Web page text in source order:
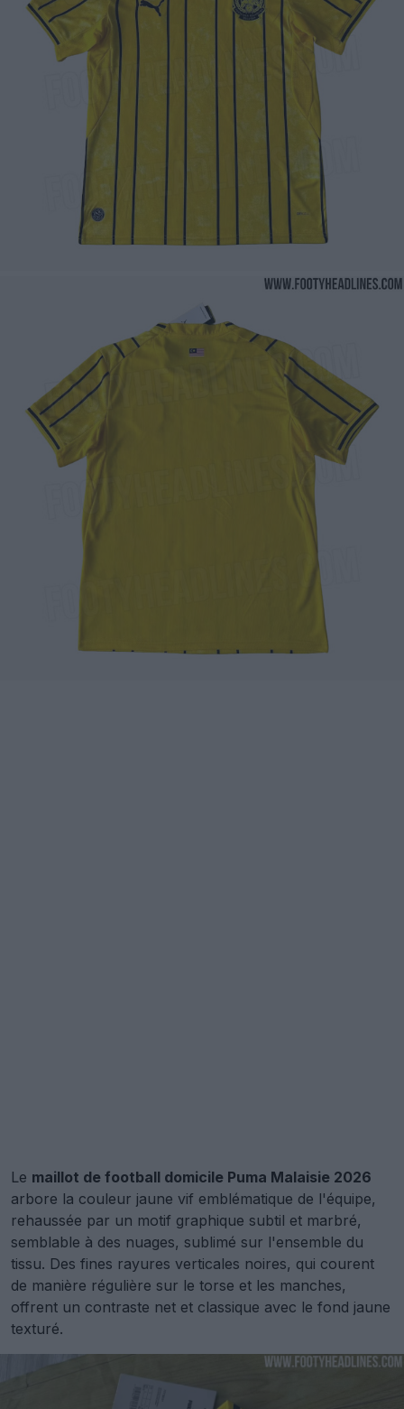
Le maillot de football domicile Puma Malaisie 2026
arbore la couleur jaune vif emblématique de l'équipe,
rehaussée par un motif graphique subtil et marbré,
semblable à des nuages, sublimé sur l'ensemble du
tissu. Des fines rayures verticales noires, qui courent
de manière régulière sur le torse et les manches,
offrent un contraste net et classique avec le fond jaune
texturé.